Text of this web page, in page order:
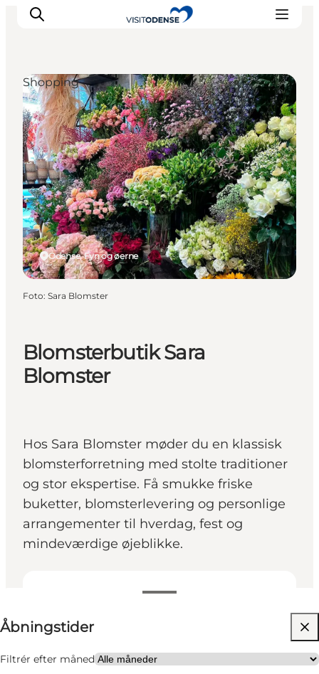
Oplev Odense
Det sker i Odense
Planlæg din tur
Inspiration
Blomsterbutik Sara
Blomster
Hos Sara Blomster møder du en klassisk
blomsterforretning med stolte traditioner
og stor ekspertise. Få smukke friske
buketter, blomsterlevering og personlige
arrangementer til hverdag, fest og
mindeværdige øjeblikke.
Åbningstider
Filtrér efter måned
Besøg hjemmeside
Venner, Min partner, Mig selv
Odense, Fyn og øerne
Shopping
Foto: Sara Blomster